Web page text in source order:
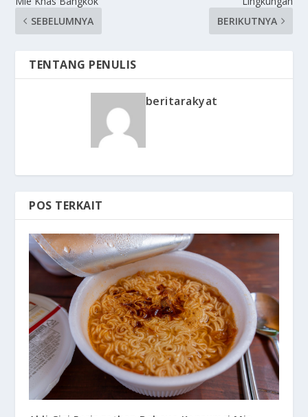
SEBELUMNYA
BERIKUTNYA
TENTANG PENULIS
beritarakyat
POS TERKAIT